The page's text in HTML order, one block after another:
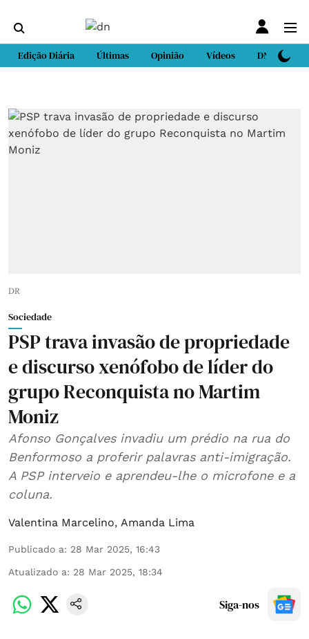
Edição Diária Últimas Opinião Vídeos DN Sport
DR
Sociedade
PSP trava invasão de propriedade
e discurso xenófobo de líder do
grupo Reconquista no Martim
Moniz
Afonso Gonçalves invadiu um prédio na rua do
Benformoso a proferir palavras anti-imigração.
A PSP interveio e aprendeu-lhe o microfone e a
coluna.
Valentina Marcelino, Amanda Lima
Publicado a: 28 Mar 2025, 16:43
Atualizado a: 28 Mar 2025, 18:34
Siga-nos